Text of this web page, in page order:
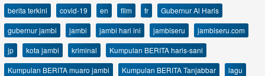
berita terkini
covid-19 en film fr
Gubernur Al Haris
gubernur jambi
jambi jambi hari ini jambiseru
jambiseru.com
jp
kota jambi kriminal
Kumpulan BERITA haris-sani
Kumpulan BERITA muaro jambi
Kumpulan BERITA Tanjabbar
lagu